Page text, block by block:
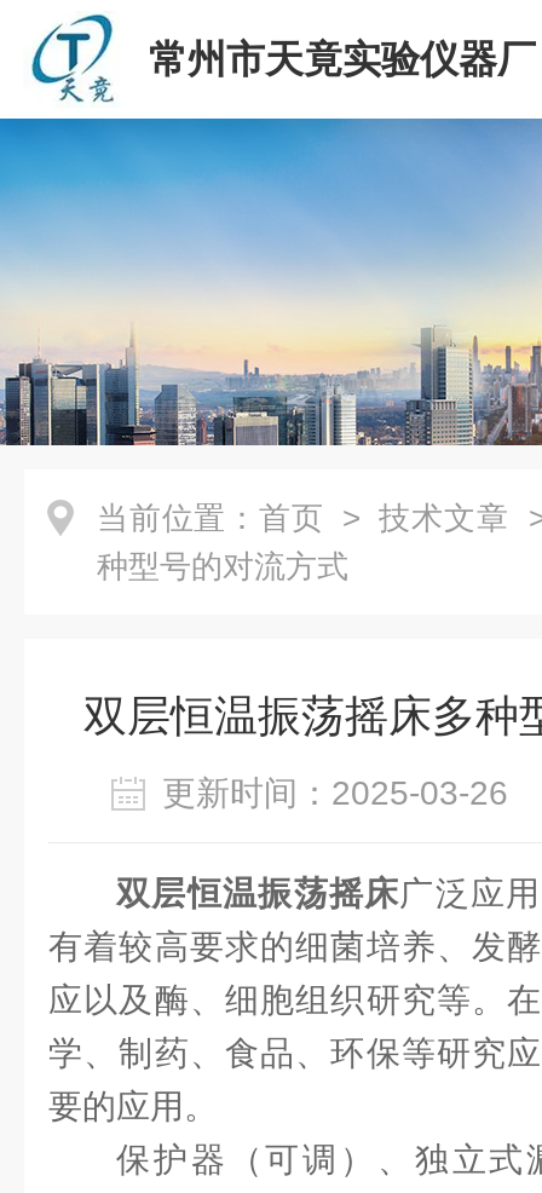
常州市天竟实验仪器厂
当前位置： 首页 > 技术文章
种型号的对流方式
双层恒温振荡摇床多种
更新时间：2025-03-
双层恒温振荡摇床广泛应
有着较高要求的细菌培养、发
应以及酶、细胞组织研究等。
学、制药、食品、环保等研究
要的应用。
保护器（可调）、独立式